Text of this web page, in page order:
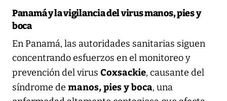
Panamá y la vigilancia del virus manos, pies y
boca
En Panamá, las autoridades sanitarias siguen
concentrando esfuerzos en el monitoreo y
prevención del virus Coxsackie, causante del
síndrome de manos, pies y boca, una